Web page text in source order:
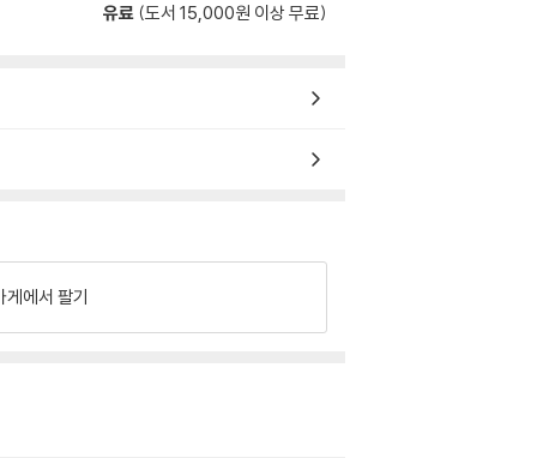
유료 (도서 15,000원 이상 무료)
게에서 팔기